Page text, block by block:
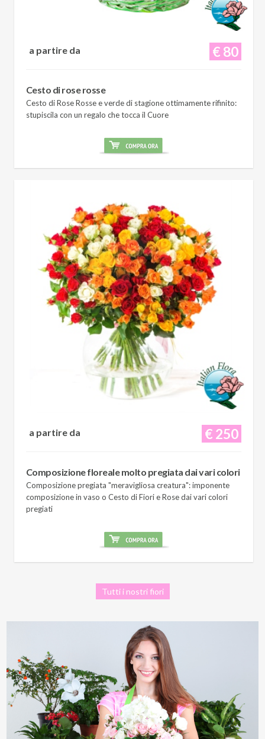
€ 80
a partire da
Cesto di rose rosse
Cesto di Rose Rosse e verde di stagione ottimamente rifinito:
stupiscila con un regalo che tocca il Cuore
€ 250
a partire da
Composizione floreale molto pregiata dai vari colori
Composizione pregiata "meravigliosa creatura": imponente
composizione in vaso o Cesto di Fiori e Rose dai vari colori
pregiati
Tutti i nostri fiori